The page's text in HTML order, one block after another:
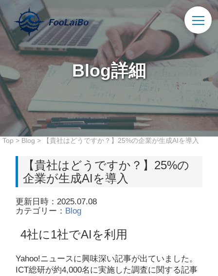
Top > Blog > 【貴社はどうですか？】25%の企業が生成AIを導入
Blog詳細
【貴社はどうですか？】25%の
企業が生成AIを導入
更新日時：2025.07.08
カテゴリー： Blog
4社に1社でAIを利用
Yahoo!ニュースに興味深い記事が出ていました。
ICT総研が約4,000名に実施した調査に関する記事